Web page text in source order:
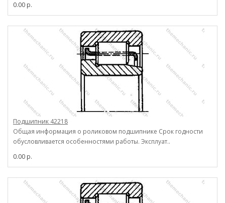
0.00 р.
Подшипник 42218
Общая информация о роликовом подшипнике Срок годности
обусловливается особенностями работы. Эксплуат..
0.00 р.